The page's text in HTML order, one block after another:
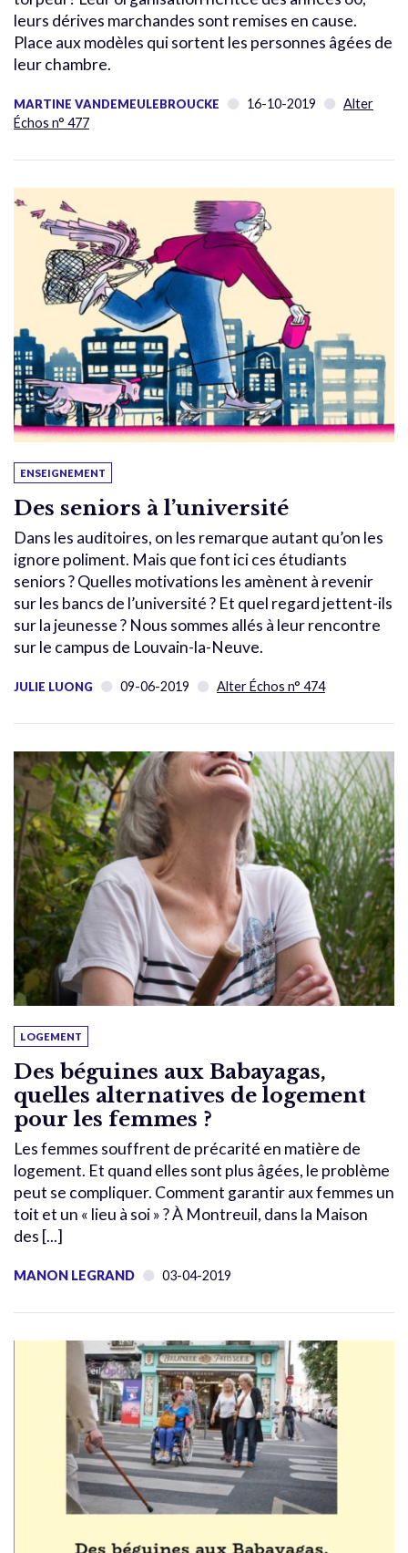
leurs dérives marchandes sont remises en cause.
Place aux modèles qui sortent les personnes âgées de
leur chambre.
MARTINE VANDEMEULEBROUCKE 16-10-2019
Alter
Échos n° 477
ENSEIGNEMENT
Des seniors à l’université
Dans les auditoires, on les remarque autant qu’on les
ignore poliment. Mais que font ici ces étudiants
seniors ? Quelles motivations les amènent à revenir
sur les bancs de l’université ? Et quel regard jettent-ils
sur la jeunesse ? Nous sommes allés à leur rencontre
sur le campus de Louvain-la-Neuve.
JULIE LUONG 09-06-2019 Alter Échos n° 474
LOGEMENT
Des béguines aux Babayagas,
quelles alternatives de logement
pour les femmes ?
Les femmes souffrent de précarité en matière de
logement. Et quand elles sont plus âgées, le problème
peut se compliquer. Comment garantir aux femmes un
toit et un « lieu à soi » ? À Montreuil, dans la Maison
des [...]
MANON LEGRAND 03-04-2019